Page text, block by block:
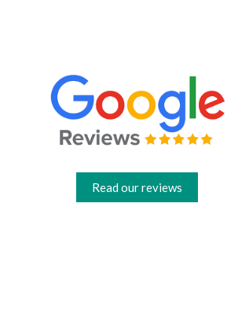
Read our reviews
Esperienza eccellente. Bisogna inviare la
foto dell’etichetta del prodotto e così i
pezzi di ricambio esatti vengono verificati
dal venditore. Risposta attenta e rapida.
Risparmio garantito rispetto ai rivenditori